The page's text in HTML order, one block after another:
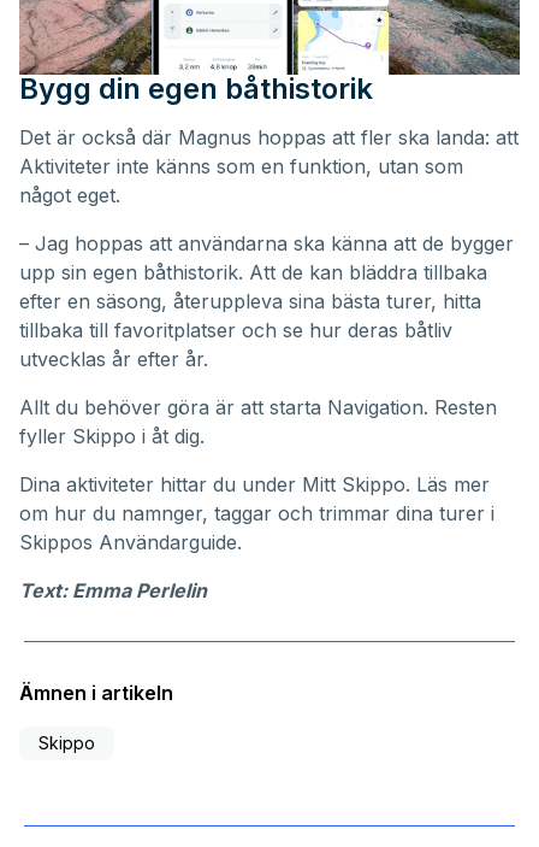
Bygg din egen båthistorik
Det är också där Magnus hoppas att fler ska landa: att
Aktiviteter inte känns som en funktion, utan som
något eget.
– Jag hoppas att användarna ska känna att de bygger
upp sin egen båthistorik. Att de kan bläddra tillbaka
efter en säsong, återuppleva sina bästa turer, hitta
tillbaka till favoritplatser och se hur deras båtliv
utvecklas år efter år.
Allt du behöver göra är att starta Navigation. Resten
fyller Skippo i åt dig.
Dina aktiviteter hittar du under Mitt Skippo. Läs mer
om hur du namnger, taggar och trimmar dina turer i
Skippos Användarguide.
Text: Emma Perlelin
Ämnen i artikeln
Skippo